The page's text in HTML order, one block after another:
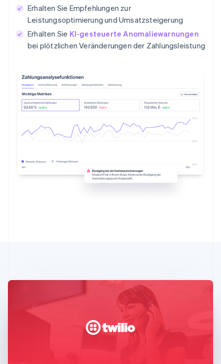
Erhalten Sie Empfehlungen zur
Leistungsoptimierung und Umsatzsteigerung
Erhalten Sie KI-gesteuerte Anomaliewarnungen
bei plötzlichen Veränderungen der Zahlungsleistung